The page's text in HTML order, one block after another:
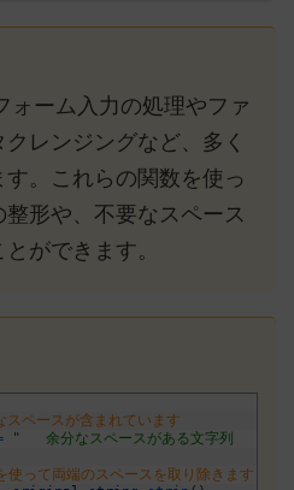
ォーム入力の処理やファ
レンジングなど、多く
。これらの関数を使っ
形や、不要なスペース
ができます。
ペースが含まれています
"   余分なスペースがある文字列   "
て両端のスペースを取り除きます